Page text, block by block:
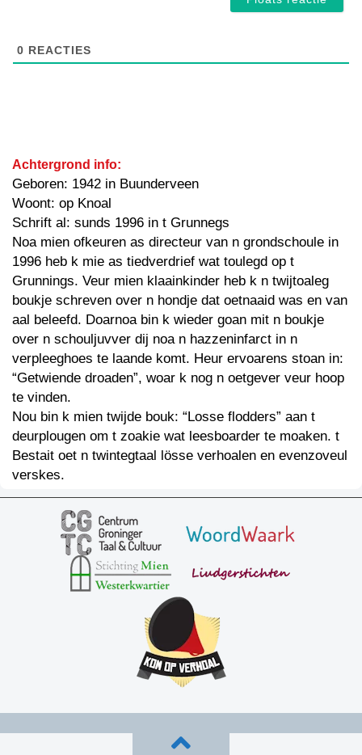
0 REACTIES
Achtergrond info:
Geboren: 1942 in Buunderveen
Woont: op Knoal
Schrift al: sunds 1996 in t Grunnegs
Noa mien ofkeuren as directeur van n grondschoule in
1996 heb k mie as tiedverdrief wat toulegd op t
Grunnings. Veur mien klaainkinder heb k n twijtoaleg
boukje schreven over n hondje dat oetnaaid was en van
aal beleefd. Doarnoa bin k wieder goan mit n boukje
over n schouljuvver dij noa n hazzeninfarct in n
verpleeghoes te laande komt. Heur ervoarens stoan in:
“Getwiende droaden”, woar k nog n oetgever veur hoop
te vinden.
Nou bin k mien twijde bouk: “Losse flodders” aan t
deurplougen om t zoakie wat leesboarder te moaken. t
Bestait oet n twintegtaal lösse verhoalen en evenzoveul
verskes.